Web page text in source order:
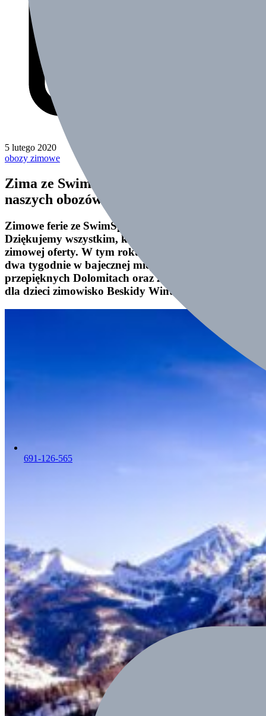
691-126-565
5 lutego 2020
obozy zimowe
Zima ze SwimSport – podsumowanie
naszych obozów.
Zimowe ferie ze SwimSport dobiegły końca.
Dziękujemy wszystkim, którzy skorzystali z naszej
zimowej oferty. W tym roku spędziliśmy wspólnie
dwa tygodnie w bajecznej miejscowości Civetta w
przepięknych Dolomitach oraz zorganizowaliśmy
dla dzieci zimowisko Beskidy Winter Camp.